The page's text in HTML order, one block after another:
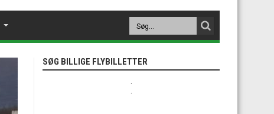
SØG BILLIGE FLYBILLETTER